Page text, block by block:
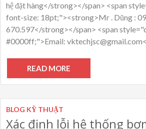
hệ đặt hàng</strong></span> <span
font-size: 18pt;"><strong>Mr . Dũng :
670.597</strong></span> <span
#0000ff;">Email:
READ MORE
BLOG KỸ THUẬT